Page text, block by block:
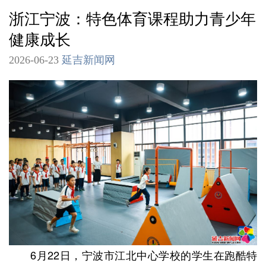
浙江宁波：特色体育课程助力青少年
健康成长
2026-06-23 延吉新闻网
6月22日，宁波市江北中心学校的学生在跑酷特